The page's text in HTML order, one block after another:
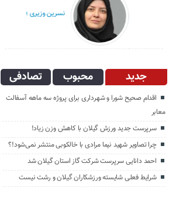
نسرین وزیری ؛
جدید محبوب تصادفی
اقدام صحیح شورا و شهرداری برای پروژه سه ماهه آسفالت
معابر
سرپرست جدید ورزش گیلان با کاهش وزن زیاد!
چرا تصاویر شهید نیما مرادی با خالکوبی منتشر نمی‌شود!؟
احمد دانایی سرپرست شرکت گاز استان گیلان شد
شرایط فعلی شایسته ورزشکاران گیلان و رشت نیست